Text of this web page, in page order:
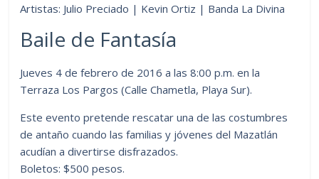
Artistas: Julio Preciado | Kevin Ortiz | Banda La Divina
Baile de Fantasía
Jueves 4 de febrero de 2016 a las 8:00 p.m. en la
Terraza Los Pargos (Calle Chametla, Playa Sur).
Este evento pretende rescatar una de las costumbres
de antaño cuando las familias y jóvenes del Mazatlán
acudían a divertirse disfrazados.
Boletos: $500 pesos.